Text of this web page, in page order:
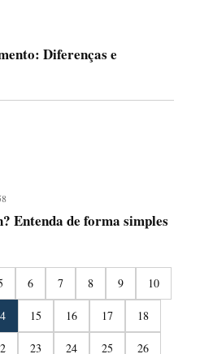
Diferenças e
Entenda de forma simples
6 7 8 9 10
15 16 17 18
23 24 25 26